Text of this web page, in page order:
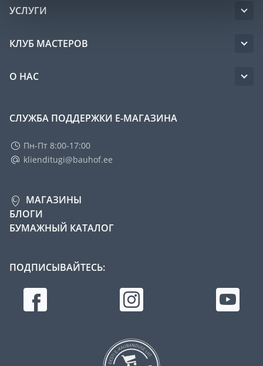
УСЛУГИ
КЛУБ МАСТЕРОВ
О НАС
СЛУЖБА ПОДДЕРЖКИ Е-МАГАЗИНА
Пн-Пт 8:00-17:00
klienditugi@bauhof.ee
МАГАЗИНЫ
БЛОГИ
БУМАЖНЫЙ КАТАЛОГ
ПОДПИСЫВАЙТЕСЬ: